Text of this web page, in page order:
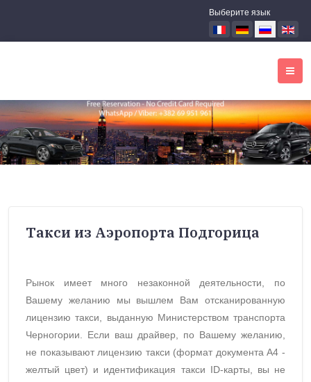
Выберите язык
Tакси из Aэропорта Подгорицa
Рынок имеет много незаконной деятельности, по
Вашему желанию мы вышлем Вам отсканированную
лицензию такси, выданную Министерством транспорта
Черногории. Если ваш драйвер, по Вашему желанию,
не показывают лицензию такси (формат документа A4 -
желтый цвет) и идентификация такси ID-карты, вы не